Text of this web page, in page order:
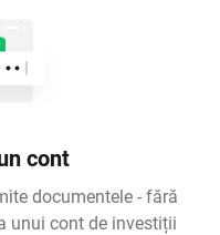
cont
documentele - fără
unui cont de investiții